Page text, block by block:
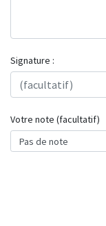
Signature :
Votre note (facultatif)